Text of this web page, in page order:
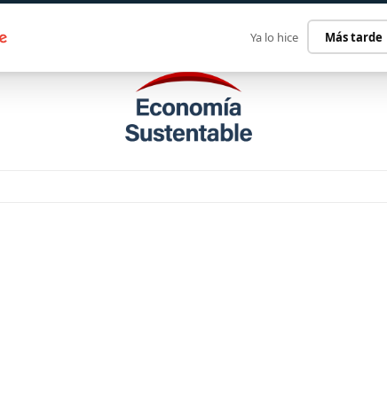
Ya lo hice Más tarde